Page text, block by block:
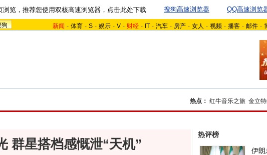
览，推荐您使用双核高速浏览器，点击此处下载 搜狗高速浏览器 QQ高速浏览
狗 新闻 - 体育 - S - 娱乐 - V - 财经 - IT - 汽车 - 房产 - 女人 - 视频 - 播客 - 邮件 -
热点： 红牛音乐之旅 金立
群星搭档感慨泄“天机”
热评榜
伊朗